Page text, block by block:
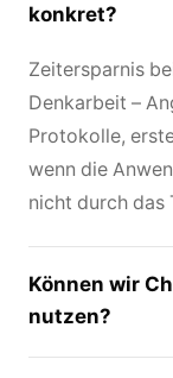
konkret?
Zeitersparnis
Denkarbeit –
Protokolle,
wenn die
nicht durch das
Können wir
nutzen?